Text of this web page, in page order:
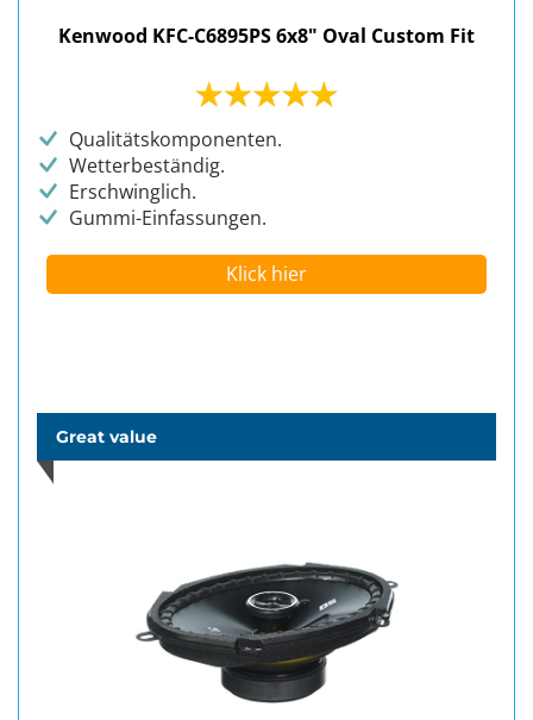
Kenwood KFC-C6895PS 6x8" Oval Custom Fit
Qualitätskomponenten.
Wetterbeständig.
Erschwinglich.
Gummi-Einfassungen.
Klick hier
Great value